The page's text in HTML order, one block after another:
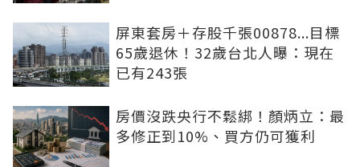
屏東套房＋存股千張00878...目標
65歲退休！32歲台北人曝：現在
已有243張
房價沒跌央行不鬆綁！顏炳立：最
多修正到10%、買方仍可獲利